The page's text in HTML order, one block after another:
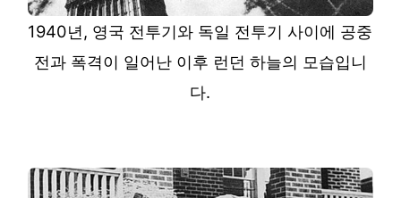
1940년, 영국 전투기와 독일 전투기 사이에 공중
전과 폭격이 일어난 이후 런던 하늘의 모습입니
다.